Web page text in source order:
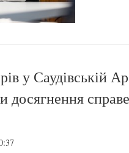
у Саудівській
досягнення